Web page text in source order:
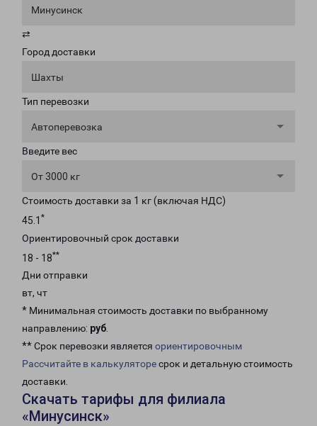
Минусинск
⇄
Город доставки
Шахты
Тип перевозки
Автоперевозка
Введите вес
От 3000 кг
Стоимость доставки за 1 кг (включая НДС)
45.1 *
Ориентировочный срок доставки
18 - 18**
Дни отправки
вт, чт
* Минимальная стоимость доставки по выбранному
направлению: руб.
** Срок перевозки является ориентировочным
Рассчитайте в калькуляторесрок и детальную стоимость
доставки.
Скачать тарифы для филиала
«Минусинск»